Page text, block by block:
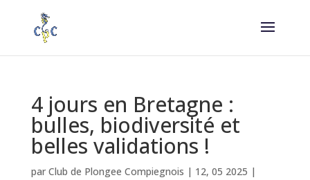
4 jours en Bretagne :
bulles, biodiversité et
belles validations !
par Club de Plongee Compiegnois | 12, 05 2025 |